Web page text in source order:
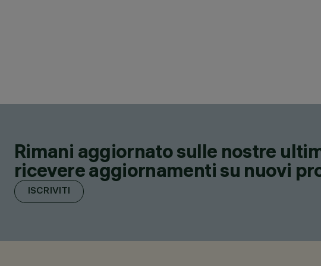
Rimani aggiornato sulle nostre
ricevere aggiornamenti su nuovi
ISCRIVITI